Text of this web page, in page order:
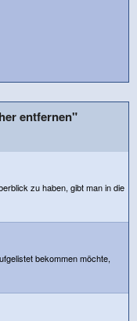
entfernen"
zu haben, gibt man in die
bekommen möchte,